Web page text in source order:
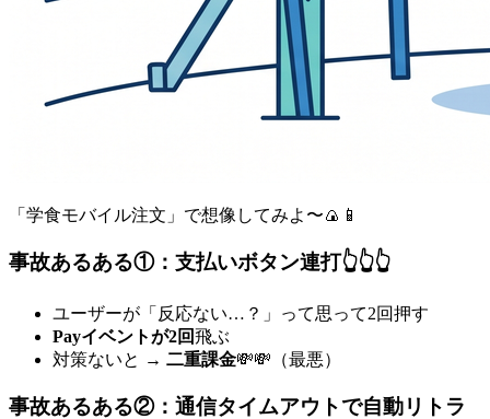
「学食モバイル注文」で想像してみよ〜🍙📱
事故あるある①：支払いボタン連打👆👆👆
ユーザーが「反応ない…？」って思って2回押す
Payイベントが2回飛ぶ
対策ないと → 二重課金💸💸（最悪）
事故あるある②：通信タイムアウトで自動リトラ